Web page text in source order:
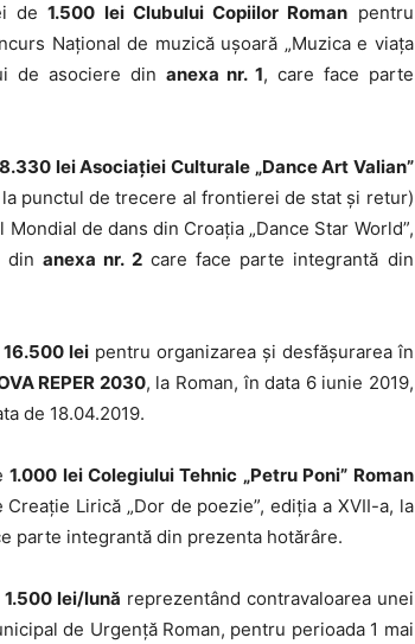
de1.500 lei Clubului Copiilor Roman pentru
Național de muzică ușoară „Muzica e viața
de asociere din anexa nr. 1, care face parte
8.330 lei Asociației Culturale „Dance Art Valian”
punctul de trecere al frontierei de stat și retur)
de dans din Croația „Dance Star World”,
dinanexa nr. 2care face parte integrantă din
16.500 lei pentru organizarea și desfășurarea în
REPER 2030, la Roman, în data 6 iunie 2019,
de 18.04.2019.
1.000 lei Colegiului Tehnic „Petru Poni” Roman
Lirică „Dor de poezie”, ediția a XVII-a, la
parte integrantă din prezenta hotărâre.
1.500 lei/lună reprezentând contravaloarea unei
de Urgență Roman, pentru perioada 1 mai